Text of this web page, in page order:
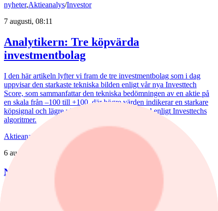
nyheter,Aktieanalys/Investor
7 augusti, 08:11
Analytikern: Tre köpvärda
investmentbolag
I den här artikeln lyfter vi fram de tre investmentbolag som i dag
uppvisar den starkaste tekniska bilden enligt vår nya Investtech
Score, som sammanfattar den tekniska bedömningen av en aktie på
en skala från –100 till +100, där högre värden indikerar en starkare
köpsignal och lägre värden en starkare säljsignal enligt Investtechs
algoritmer.
Aktieanalys
6 augusti, 15:55
Nederman: Vändning i sikte?